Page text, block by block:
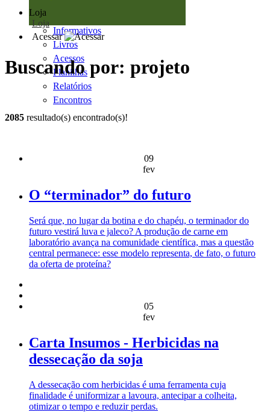
Loja
Loja
Informativos
Livros
Acessos
Planilhas
Relatórios
Encontros
Acessar
Buscando por: projeto
2085 resultado(s) encontrado(s)!
09
fev
O “terminador” do futuro
Será que, no lugar da botina e do chapéu, o terminador do
futuro vestirá luva e jaleco? A produção de carne em
laboratório avança na comunidade científica, mas a questão
central permanece: esse modelo representa, de fato, o futuro
da oferta de proteína?
05
fev
Carta Insumos - Herbicidas na
dessecação da soja
A dessecação com herbicidas é uma ferramenta cuja
finalidade é uniformizar a lavoura, antecipar a colheita,
otimizar o tempo e reduzir perdas.